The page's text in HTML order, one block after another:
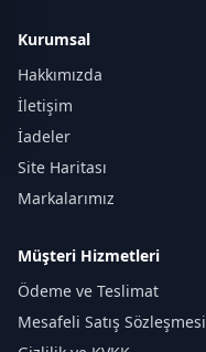
Kurumsal
Hakkımızda
İletişim
İadeler
Site Haritası
Markalarımız
Müşteri Hizmetleri
Ödeme ve Teslimat
Mesafeli Satış Sözleşmesi